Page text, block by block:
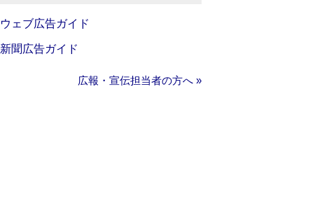
ウェブ広告ガイド
新聞広告ガイド
広報・宣伝担当者の方へ »